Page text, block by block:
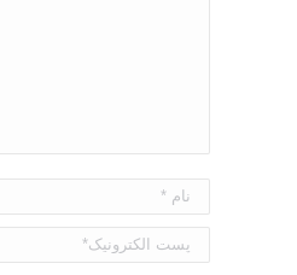
نام *
پست الکترونیک*